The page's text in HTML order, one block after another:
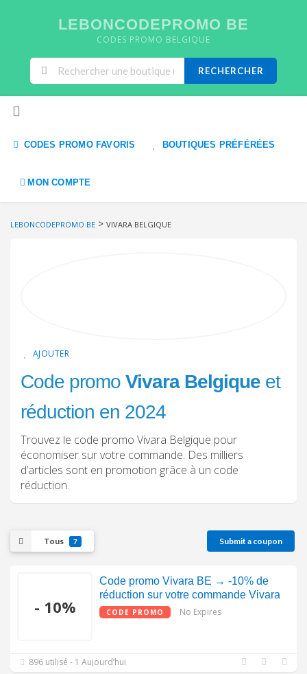
LEBONCODEPROMO BE
CODES PROMO BELGIQUE
RECHERCHER
CODES PROMO FAVORIS BOUTIQUES PRÉFÉRÉES
MON COMPTE
LEBONCODEPROMO BE > VIVARA BELGIQUE
AJOUTER
Code promo Vivara Belgique et
réduction en 2024
Trouvez le code promo Vivara Belgique pour
économiser sur votre commande. Des milliers
d’articles sont en promotion grâce à un code
réduction.
Tous 7 Submit a coupon
- 10%
Code promo Vivara BE → -10% de
réduction sur votre commande Vivara
CODE PROMO No Expires
896 utilisé - 1 Aujourd’hui